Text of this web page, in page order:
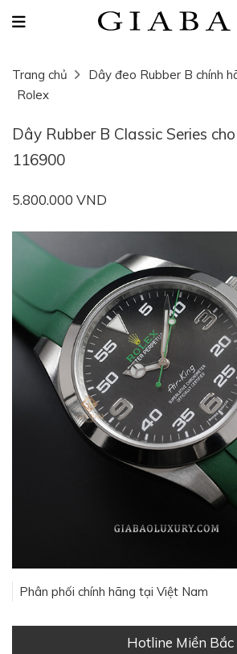
Trang chủ Dây đeo Rubber B chính
Rolex
Dây Rubber B Classic Series
116900
5.800.000 VND
Phân phối chính hãng tại Việt Nam
Hotline Miền Bắc